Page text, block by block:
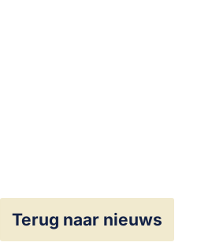
Terug naar nieuws